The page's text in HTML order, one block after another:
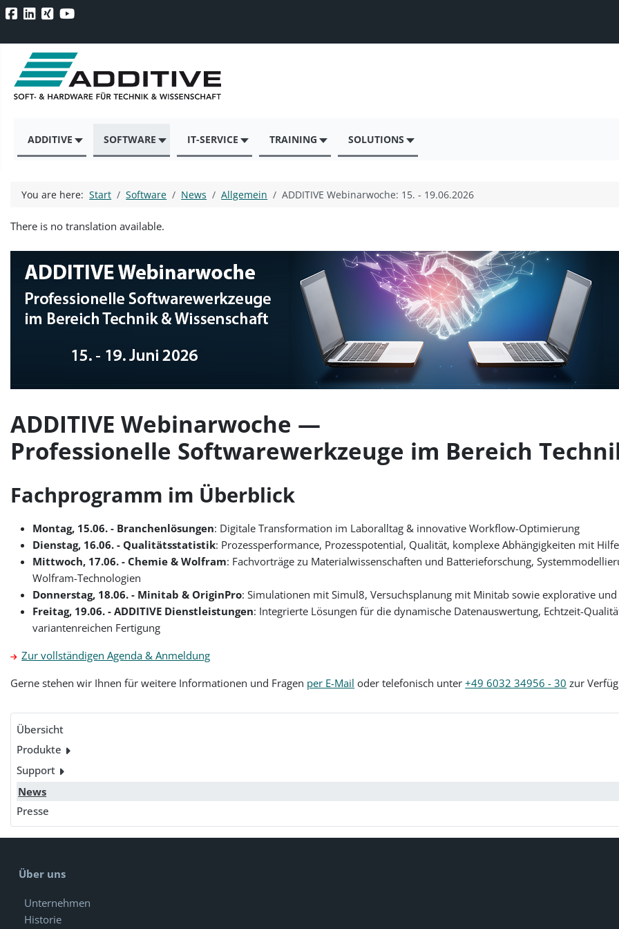
ADDITIVE SOFTWARE IT-SERVICE TRAINING SOLUTIONS
Übersicht
Produkte
Support
News
Presse
You are here:Start Software News Allgemein ADDITIVE Webinarwoche: 15. - 19.06.2026
There is no translation available.
ADDITIVE Webinarwoche —
Professionelle Softwarewerkzeuge im Bereich
Fachprogramm im Überblick
Montag, 15.06. - Branchenlösungen: Digitale Transformation im Laboralltag & innovative Workflow-Optimierung
Dienstag, 16.06. - Qualitätsstatistik: Prozessperformance, Prozesspotential, Qualität, komplexe Abhängigkeiten mit
Mittwoch, 17.06. - Chemie & Wolfram: Fachvorträge zu Materialwissenschaften und Batterieforschung,
Wolfram-Technologien
Donnerstag, 18.06. - Minitab & OriginPro: Simulationen mit Simul8, Versuchsplanung mit Minitab sowie explorative
Freitag, 19.06. - ADDITIVE Dienstleistungen: Integrierte Lösungen für die dynamische Datenauswertung, Echtzeit-
variantenreichen Fertigung
Zur vollständigen Agenda & Anmeldung
Gerne stehen wir Ihnen für weitere Informationen und Fragen per E-Mail oder telefonisch unter+49 6032 34956 - 30 zur
Über uns
Unternehmen
Historie